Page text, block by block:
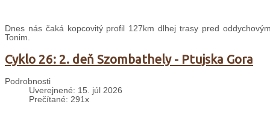
Dnes nás čaká kopcovitý profil 127km dlhej trasy pred
Tonim.
Cyklo 26: 2. deň Szombathely - Ptujska Gora
Podrobnosti
Uverejnené: 15. júl 2026
Prečítané: 291x